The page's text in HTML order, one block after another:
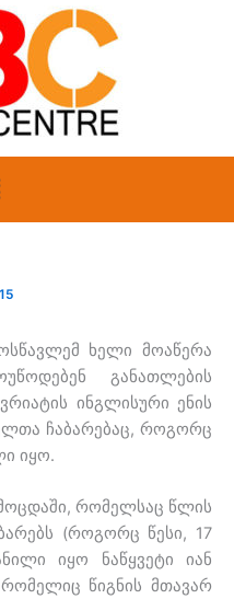
ხელი მოაწერა
განათლების
ინგლისური ენის
ჩაბარებაც, როგორც
იყო.
რომელსაც წლის
(როგორც წესი, 17
იყო ნაწყვეტი იან
რომელიც წიგნის მთავარ